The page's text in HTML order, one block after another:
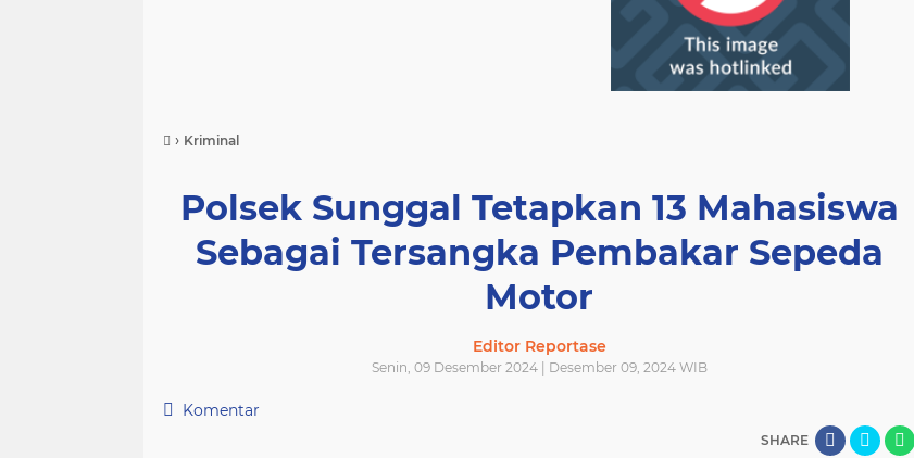
› Kriminal
Polsek Sunggal Tetapkan 13 Mahasiswa
Sebagai Tersangka Pembakar Sepeda
Motor
Editor Reportase
Senin, 09 Desember 2024 | Desember 09, 2024 WIB
Komentar
SHARE